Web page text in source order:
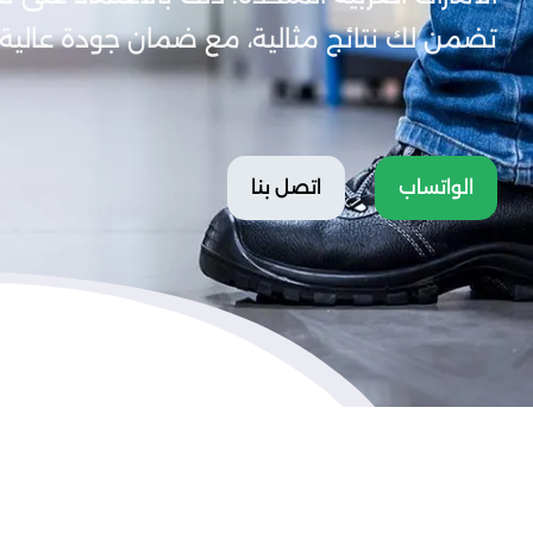
تضمن لك نتائج مثالية، مع ضمان جودة
الواتساب اتصل بنا